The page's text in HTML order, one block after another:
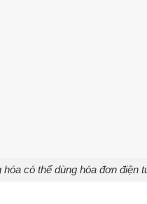
có thể dùng hóa đơn điện